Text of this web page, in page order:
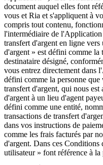
document auquel elles font
vous et Ria et s'appliquent à
compris tout contenu,
l'intermédiaire de
transfert d'argent en ligne
d'argent » est défini comme la
destinataire désigné,
vous entrez directement dans
défini comme la personne
transfert d'argent, qui nous
d'argent à un lieu d'agent
défini comme une entité,
transactions de transfert
dans vos instructions de
comme les frais facturés par
d'argent. Dans ces
utilisateur » font référence à la